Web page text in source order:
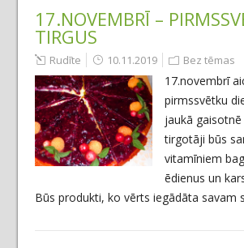
17.NOVEMBRĪ –
TIRGUS
Rudīte 10.11.2019 Bez tēmas
17.novembrī
pirmssvētku
jaukā
tirgotāji būs
vitamīniem
ēdienus un
Būs produkti, ko vērts iegādāta savam